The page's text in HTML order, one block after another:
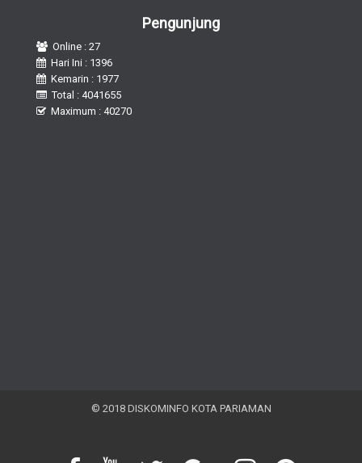
Pengunjung
Online : 27
Hari Ini : 1396
Kemarin : 1977
Total : 4041655
Maximum : 40270
© 2018 DISKOMINFO KOTA PARIAMAN